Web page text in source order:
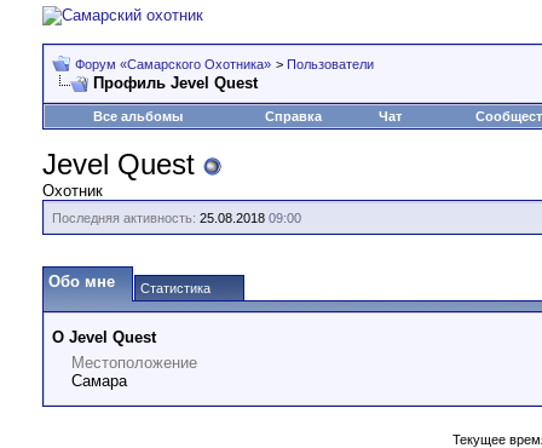
Форум «Самарского Охотника» > Пользователи
Профиль Jevel Quest
Все альбомы Справка Чат
Jevel Quest
Охотник
Последняя активность: 25.08.2018 09:00
Обо мне Статистика
О Jevel Quest
Местоположение
Самара
Текущее